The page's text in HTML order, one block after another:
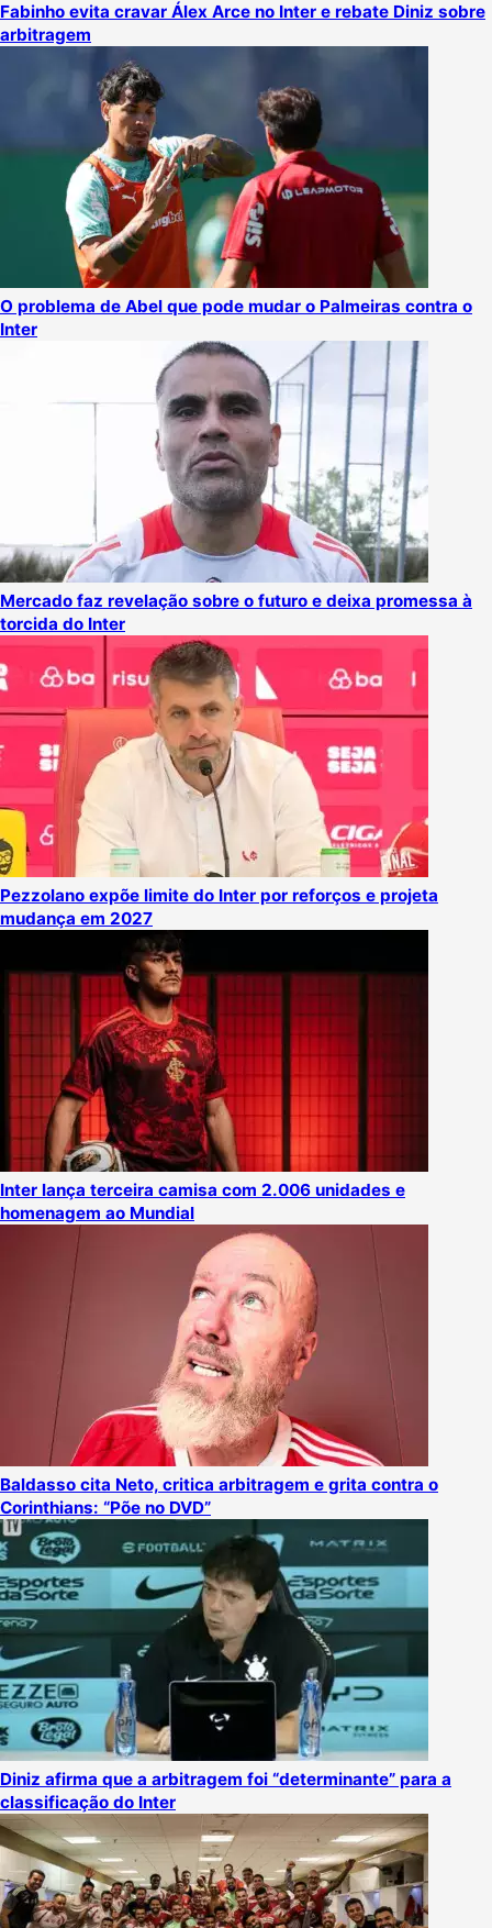
Fabinho evita cravar Álex Arce no Inter e rebate Diniz sobre
arbitragem
O problema de Abel que pode mudar o Palmeiras contra o
Inter
Mercado faz revelação sobre o futuro e deixa promessa à
torcida do Inter
Pezzolano expõe limite do Inter por reforços e projeta
mudança em 2027
Inter lança terceira camisa com 2.006 unidades e
homenagem ao Mundial
Baldasso cita Neto, critica arbitragem e grita contra o
Corinthians: “Põe no DVD”
Diniz afirma que a arbitragem foi “determinante” para a
classificação do Inter